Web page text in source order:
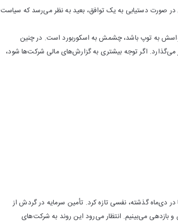
صورت دستیابی به یک توافق، بعید به نظر می‌رسد که سیاست
به توپ باشد، چشمش به اسکوربورد است. در چنین
می‌گذارد. اگر توجه بیشتری به گزارش‌های مالی شرکت‌ها شود،
دی‌ماه گذشته، نفسی تازه کرد. تأمین سرمایه در گردش از
بازدهی می‌بینیم. انتظار می‌رود این روند به شرکت‌های